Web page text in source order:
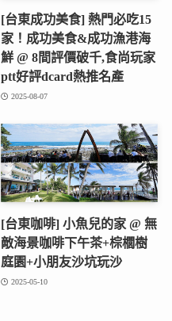
[台東成功美食] 熱門必吃15
家！成功美食&成功漁港海
鮮 @ 8間評價破千,食尚玩家
ptt好評dcard熱推名產
2025-08-07
[台東咖啡] 小魚兒的家 @ 無
敵海景咖啡下午茶+棕櫚樹
庭園+小朋友沙坑玩沙
2025-05-10